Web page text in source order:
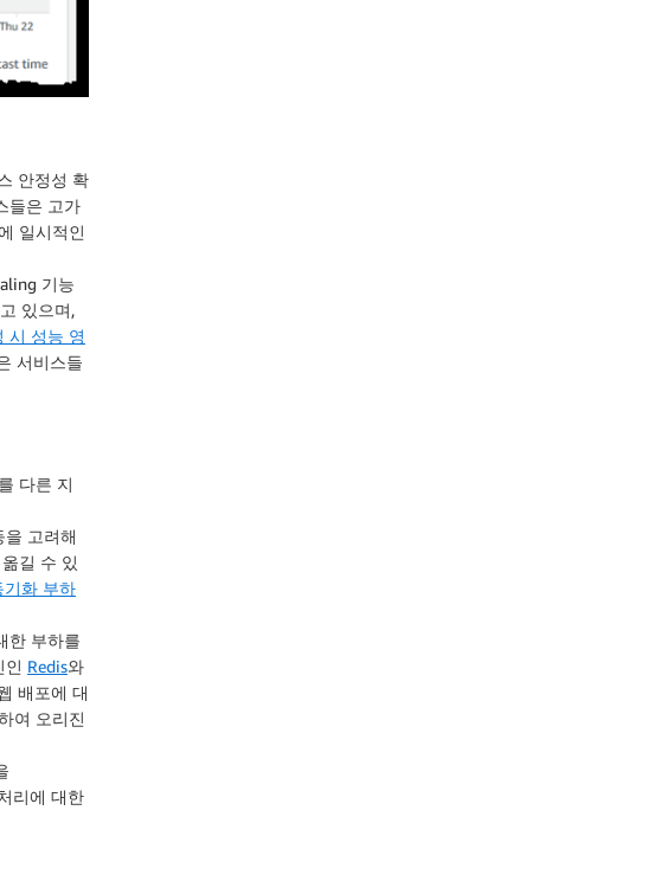
안정성 확
들은 고가
일시적인
기능
있으며,
시 성능 영
서비스들
다른 지
고려해
길 수 있
기화 부하
한 부하를
인 Redis와
배포에 대
여 오리진
리에 대한